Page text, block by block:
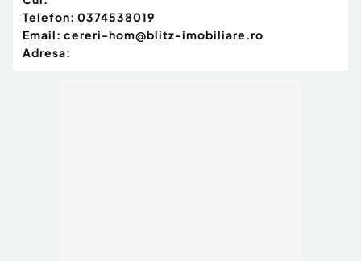
Telefon: 0374538019
Email: cereri-hom@blitz-imobiliare.ro
Adresa: